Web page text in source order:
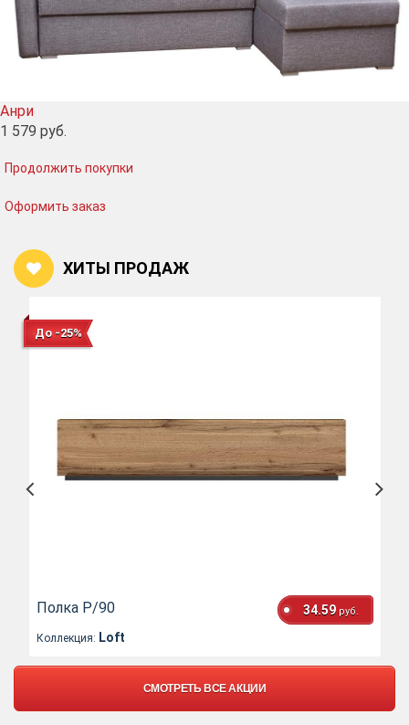
Анри
1 579 руб.
Продолжить покупки
Оформить заказ
ХИТЫ ПРОДАЖ
До -25%
Полка P/90 34.59 руб.
Коллекция: Loft
СМОТРЕТЬ ВСЕ АКЦИИ